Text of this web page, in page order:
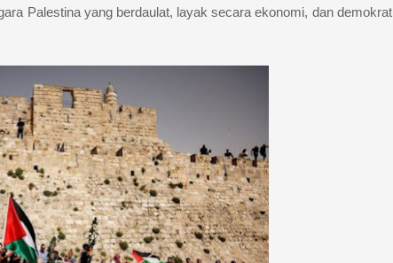
Palestina yang berdaulat, layak secara ekonomi, dan